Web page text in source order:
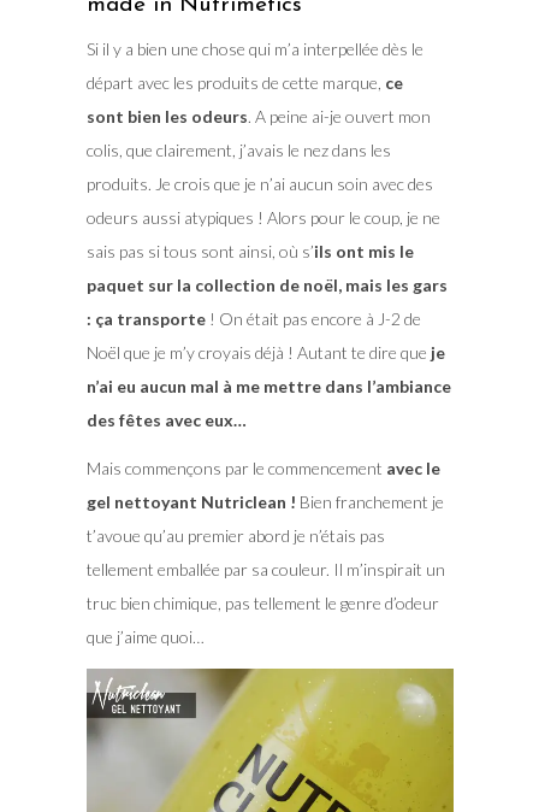
made in Nutrimetics
Si il y a bien une chose qui m’a interpellée dès le
départ avec les produits de cette marque, ce
sont bien les odeurs. A peine ai-je ouvert mon
colis, que clairement, j’avais le nez dans les
produits. Je crois que je n’ai aucun soin avec des
odeurs aussi atypiques ! Alors pour le coup, je ne
sais pas si tous sont ainsi, où s’ils ont mis le
paquet sur la collection de noël, mais les gars
: ça transporte! On était pas encore à J-2 de
Noël que je m’y croyais déjà ! Autant te dire que je
n’ai eu aucun mal à me mettre dans l’ambiance
des fêtes avec eux…
Mais commençons par le commencement avec le
gel nettoyant Nutriclean ! Bien franchement je
t’avoue qu’au premier abord je n’étais pas
tellement emballée par sa couleur. Il m’inspirait un
truc bien chimique, pas tellement le genre d’odeur
que j’aime quoi…